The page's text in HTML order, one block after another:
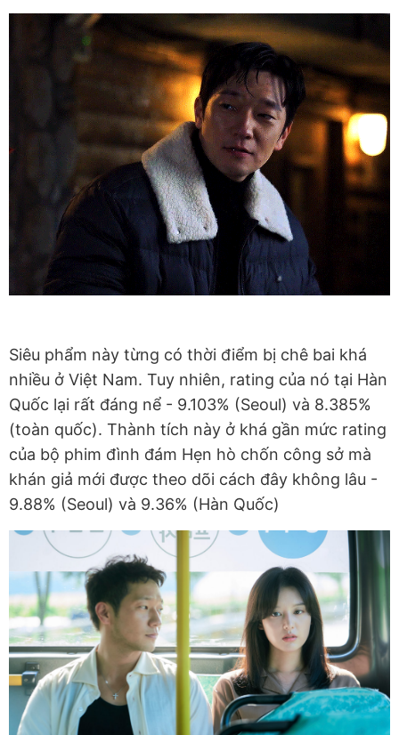
Siêu phẩm này từng có thời điểm bị chê bai khá
nhiều ở Việt Nam. Tuy nhiên, rating của nó tại Hàn
Quốc lại rất đáng nể - 9.103% (Seoul) và 8.385%
(toàn quốc). Thành tích này ở khá gần mức rating